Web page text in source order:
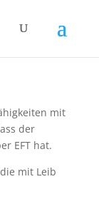
mit
der
EFT hat.
mit Leib